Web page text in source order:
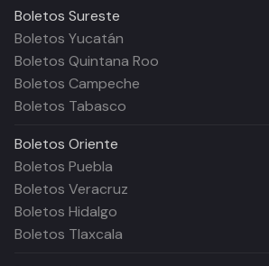
Boletos Sureste
Boletos Yucatán
Boletos Quintana Roo
Boletos Campeche
Boletos Tabasco
Boletos Oriente
Boletos Puebla
Boletos Veracruz
Boletos Hidalgo
Boletos Tlaxcala